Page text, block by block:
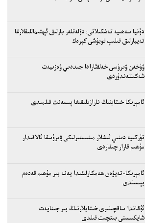
دۇنيا سەھىيە تەشكىلاتى: دۆلەتلەر بارلىق ئېھتىماللىقلارغا
تەييارلىق قىلىپ قويۇشى كېرەك
ۋۇخەن ۋىرۇسى خەلقئارادا جىددىي ۋەزىيەت
شەكىللەندۈردى
ئامېرىكا خىتاينىڭ نارازىلىقىغا پىسەنت قىلمىدى
تۈركىيە دىنىي ئىشلار مىنىستىرلىكى ۋىرۇسقا ئالاقىدار
مۇھىم قارار چىقاردى
ئامېرىكا-تەيۋەن ھەمكارلىقىدا يەنە بىر مۇھىم قەدەم
بېسىلدى
ئۇگاندا ساقچىلىرى خىتايلارنىڭ بىر جىنايەت
شايكىسىنى بىتچىت قىلدى